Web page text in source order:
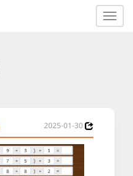
2025-01-30